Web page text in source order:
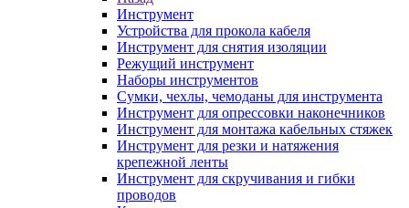
Инструмент
Устройства для прокола кабеля
Инструмент для снятия изоляции
Режущий инструмент
Наборы инструментов
Сумки, чехлы, чемоданы для инструмента
Инструмент для опрессовки наконечников
Инструмент для монтажа кабельных стяжек
Инструмент для резки и натяжения
крепежной ленты
Инструмент для скручивания и гибки
проводов